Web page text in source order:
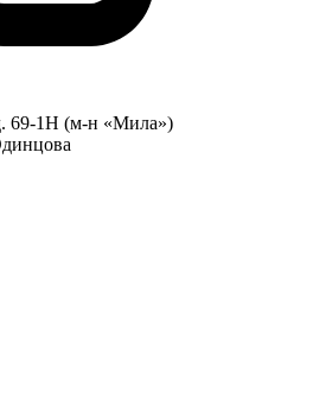
69-1Н (м-н «Мила»)